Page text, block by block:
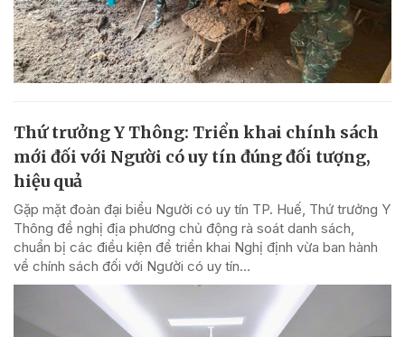
Thứ trưởng Y Thông: Triển khai chính sách
mới đối với Người có uy tín đúng đối tượng,
hiệu quả
Gặp mặt đoàn đại biểu Người có uy tín TP. Huế, Thứ trưởng Y
Thông đề nghị địa phương chủ động rà soát danh sách,
chuẩn bị các điều kiện để triển khai Nghị định vừa ban hành
về chính sách đối với Người có uy tín...